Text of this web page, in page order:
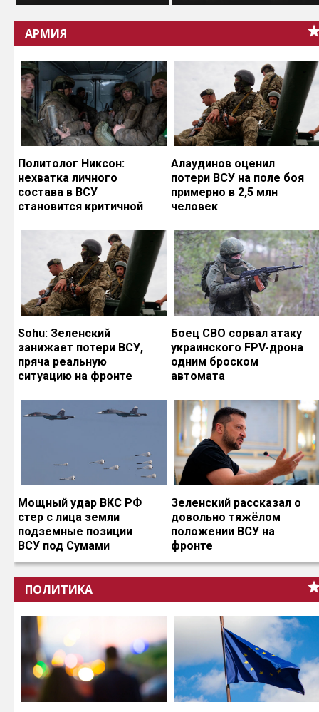
АРМИЯ
Политолог Никсон:
нехватка личного
состава в ВСУ
становится критичной
Алаудинов оценил
потери ВСУ на поле боя
примерно в 2,5 млн
человек
Sohu: Зеленский
занижает потери ВСУ,
пряча реальную
ситуацию на фронте
Боец СВО сорвал атаку
украинского FPV-дрона
одним броском
автомата
Мощный удар ВКС РФ
стер с лица земли
подземные позиции
ВСУ под Сумами
Зеленский рассказал о
довольно тяжёлом
положении ВСУ на
фронте
ПОЛИТИКА